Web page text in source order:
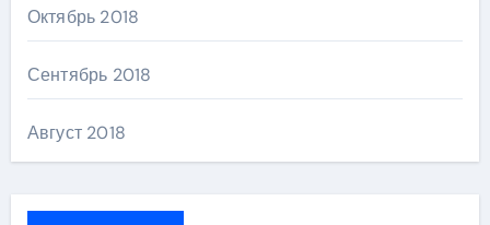
Октябрь 2018
Сентябрь 2018
Август 2018